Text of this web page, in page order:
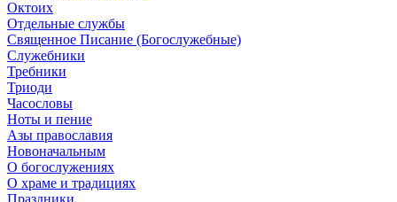
Октоих
Отдельные службы
Священное Писание (Богослужебные)
Служебники
Требники
Триоди
Часословы
Ноты и пение
Азы православия
Новоначальным
О богослужениях
О храме и традициях
Праздники